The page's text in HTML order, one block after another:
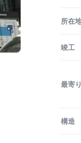
所在
竣工
最寄
構造